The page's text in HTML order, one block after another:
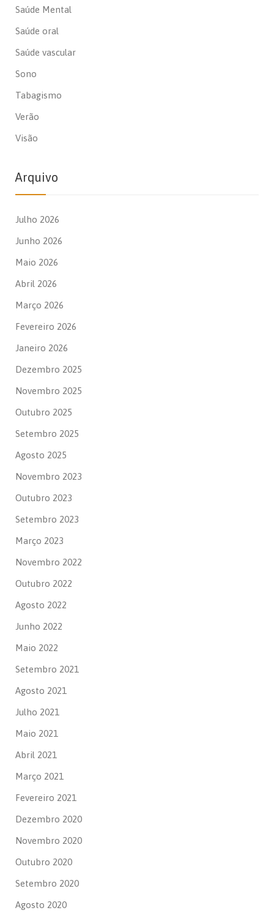
Saúde Mental
Saúde oral
Saúde vascular
Sono
Tabagismo
Verão
Visão
Arquivo
Julho 2026
Junho 2026
Maio 2026
Abril 2026
Março 2026
Fevereiro 2026
Janeiro 2026
Dezembro 2025
Novembro 2025
Outubro 2025
Setembro 2025
Agosto 2025
Novembro 2023
Outubro 2023
Setembro 2023
Março 2023
Novembro 2022
Outubro 2022
Agosto 2022
Junho 2022
Maio 2022
Setembro 2021
Agosto 2021
Julho 2021
Maio 2021
Abril 2021
Março 2021
Fevereiro 2021
Dezembro 2020
Novembro 2020
Outubro 2020
Setembro 2020
Agosto 2020